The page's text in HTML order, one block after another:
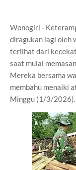
Wonogiri -
diragukan lagi oleh
terlihat dari
saat mulai
Mereka bersama
membahu menaiki
Minggu (1/3/2026).